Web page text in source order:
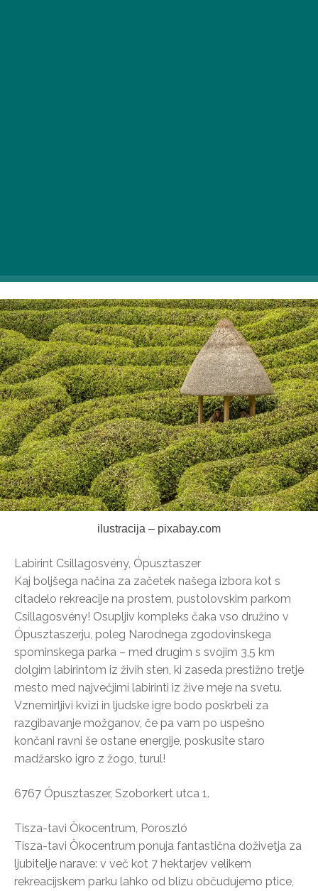
samo čakajo, da se vržete v poletne pustolovščine!
ilustracija – pixabay.com
Labirint Csillagosvény, Ópusztaszer
Kaj boljšega načina za začetek našega izbora kot s
citadelo rekreacije na prostem, pustolovskim parkom
Csillagosvény! Osupljiv kompleks čaka vso družino v
Ópusztaszerju, poleg Narodnega zgodovinskega
spominskega parka – med drugim s svojim 3,5 km
dolgim labirintom iz živih sten, ki zaseda prestižno tretje
mesto med največjimi labirinti iz žive meje na svetu.
Vznemirljivi kvizi in ljudske igre bodo poskrbeli za
razgibavanje možganov, če pa vam po uspešno
končani ravni še ostane energije, poskusite staro
madžarsko igro z žogo, turul!
6767 Ópusztaszer, Szoborkert utca 1.
Tisza-tavi Ökocentrum, Poroszló
Tisza-tavi Ökocentrum ponuja fantastična doživetja za
ljubitelje narave: v več kot 7 hektarjev velikem
rekreacijskem parku lahko od blizu občudujemo ptice,